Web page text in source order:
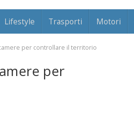
Lifestyle Trasporti Motori
per controllare il territorio
per